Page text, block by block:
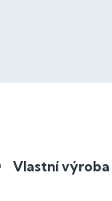
Vlastní výroba